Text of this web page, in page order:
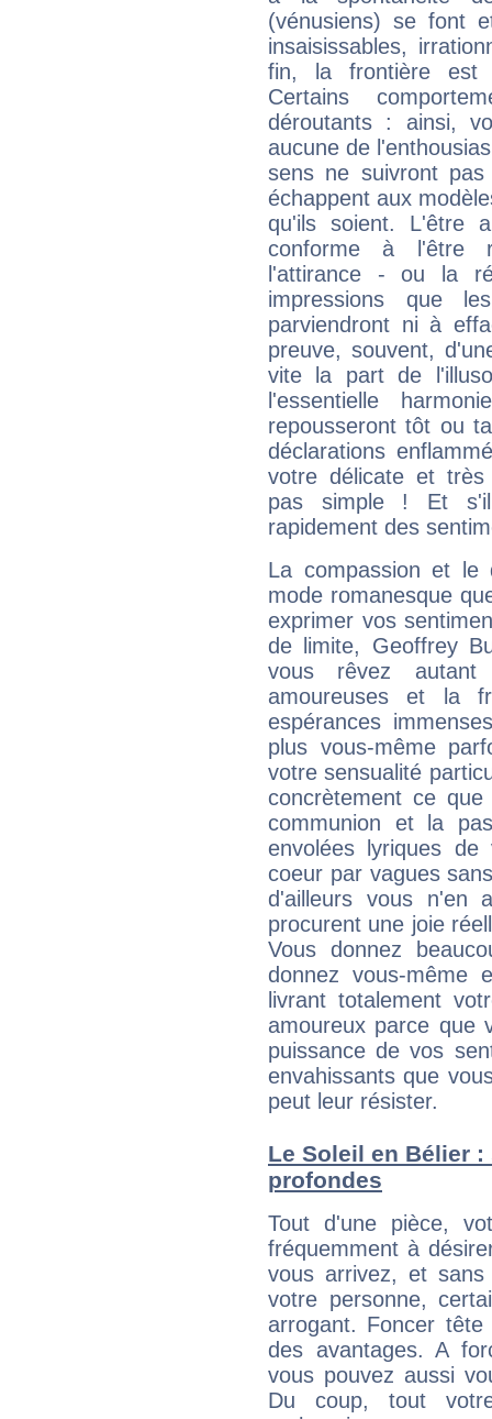
(vénusiens) se font
insaisissables,
fin, la frontière est
Certains
déroutants : ainsi,
aucune de
sens ne suivront
échappent aux
qu'ils soient. L'être
conforme à l'être
l'attirance - ou la
impressions que
parviendront ni à
preuve, souvent,
vite la part de
l'essentielle
repousseront tôt ou
déclarations
votre délicate et très
pas simple ! Et s'il
rapidement des
La compassion et
mode romanesque
exprimer vos
de limite, Geoffrey
vous rêvez
amoureuses et la
espérances
plus vous-même
votre sensualité
concrètement ce
communion et la
envolées lyriques
coeur par vagues
d'ailleurs vous n'en
procurent une joie
Vous donnez
donnez vous-même
livrant totalement
amoureux parce que
puissance de vos
envahissants que
peut leur résister.
Le Soleil en Bélier
profondes
Tout d'une pièce,
fréquemment à
vous arrivez, et
votre personne,
arrogant. Foncer
des avantages. A
vous pouvez aussi
Du coup, tout